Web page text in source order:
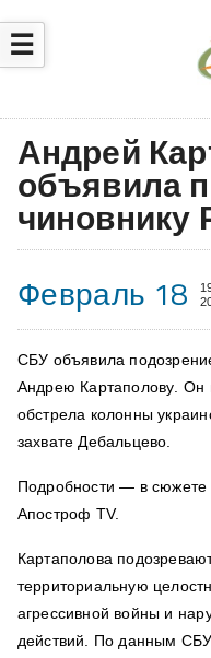
☰
Андрей
объявила
чиновнику
Февраль 18
СБУ объявила
Андрею Картаполову. Он
обстрела колонны
захвате Дебальцево.
Подробности — в
Апостроф TV.
Картаполова
территориальную
агрессивной войны и
действий. По данным СБУ,